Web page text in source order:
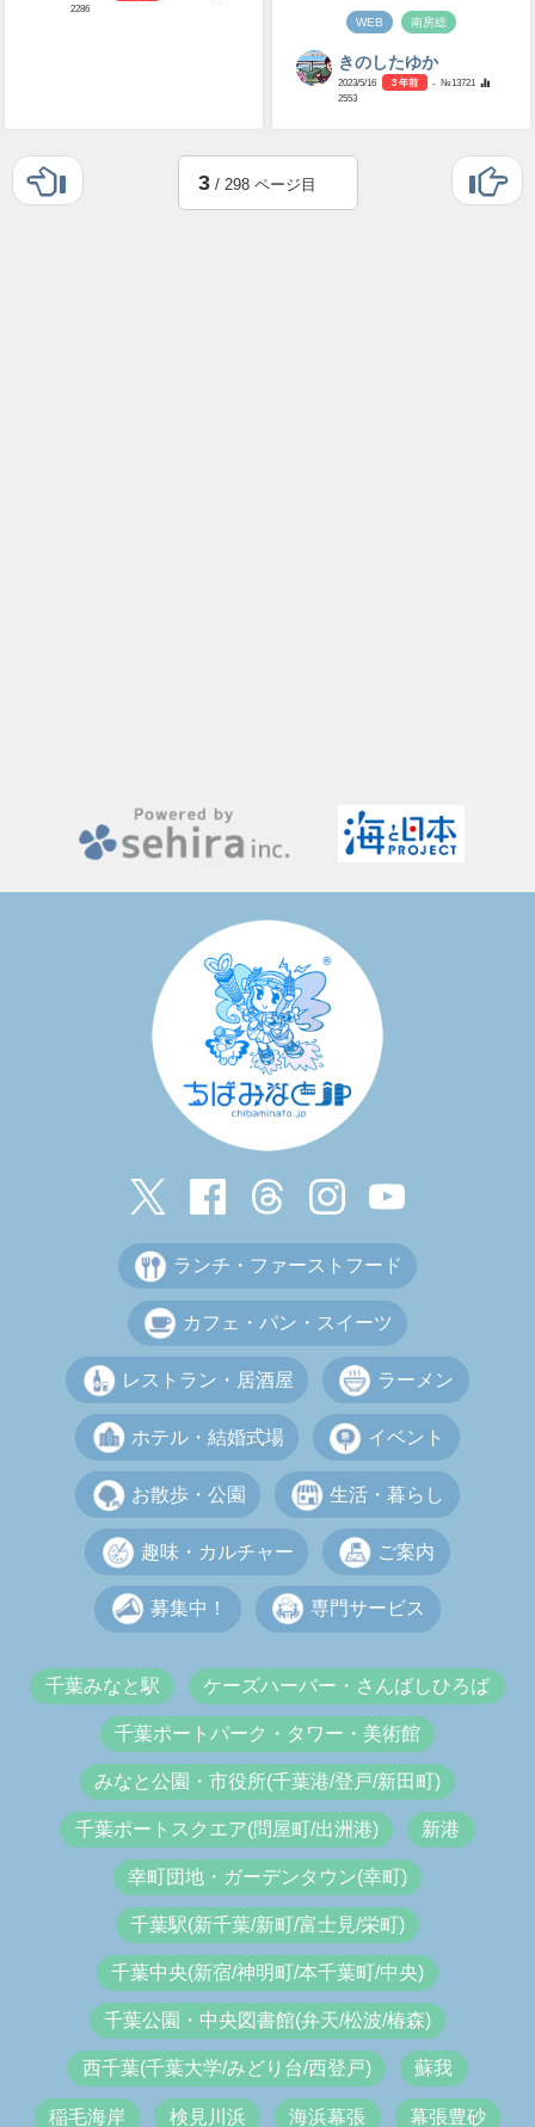
2286
WEB 南房総
きのしたゆか
2023/5/16 3 年前
- №13721
2553
3/ 298 ページ目
ランチ・ファーストフード
カフェ・パン・スイーツ
レストラン・居酒屋 ラーメン
ホテル・結婚式場 イベント
お散歩・公園 生活・暮らし
趣味・カルチャー ご案内
募集中！ 専門サービス
千葉みなと駅 ケーズハーバー・さんばしひろば
千葉ポートパーク・タワー・美術館
みなと公園・市役所(千葉港/登戸/新田町)
千葉ポートスクエア(問屋町/出洲港) 新港
幸町団地・ガーデンタウン(幸町)
千葉駅(新千葉/新町/富士見/栄町)
千葉中央(新宿/神明町/本千葉町/中央)
千葉公園・中央図書館(弁天/松波/椿森)
西千葉(千葉大学/みどり台/西登戸) 蘇我
稲毛海岸 検見川浜 海浜幕張 幕張豊砂